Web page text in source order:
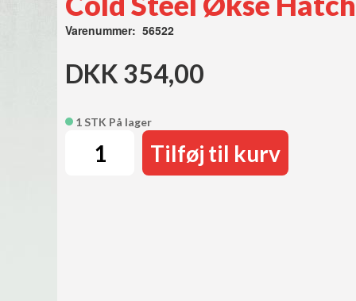
Varenummer: 56522
DKK 354,00
1 STK På lager
Tilføj til kurv